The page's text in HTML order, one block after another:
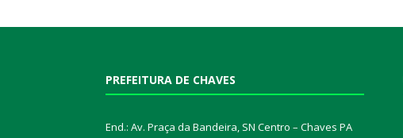
PREFEITURA DE CHAVES
End.: Av. Praça da Bandeira, SN Centro – Chaves PA